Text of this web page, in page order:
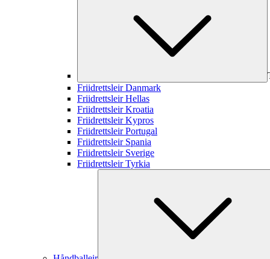
Friidrettsleir Danmark
Friidrettsleir Hellas
Friidrettsleir Kroatia
Friidrettsleir Kypros
Friidrettsleir Portugal
Friidrettsleir Spania
Friidrettsleir Sverige
Friidrettsleir Tyrkia